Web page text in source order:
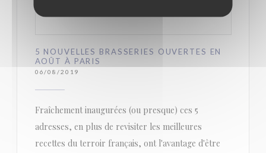
5 NOUVELLES BRASSERIES OUVERTES EN
AOÛT À PARIS
06/08/2019
Fraîchement inaugurées (ou presque) ces 5
adresses, en plus de revisiter les meilleures
recettes du terroir français, ont l'avantage d'être